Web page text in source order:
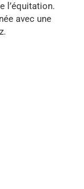
l’équitation.
avec une